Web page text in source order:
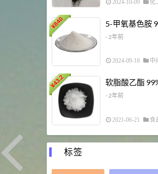
2024-10-09 化
¥
840 5-甲氧基色胺
- 2年前
2024-09-18 中
¥
43.2 软脂酸乙酯
- 2年前
2021-06-21 食
标签